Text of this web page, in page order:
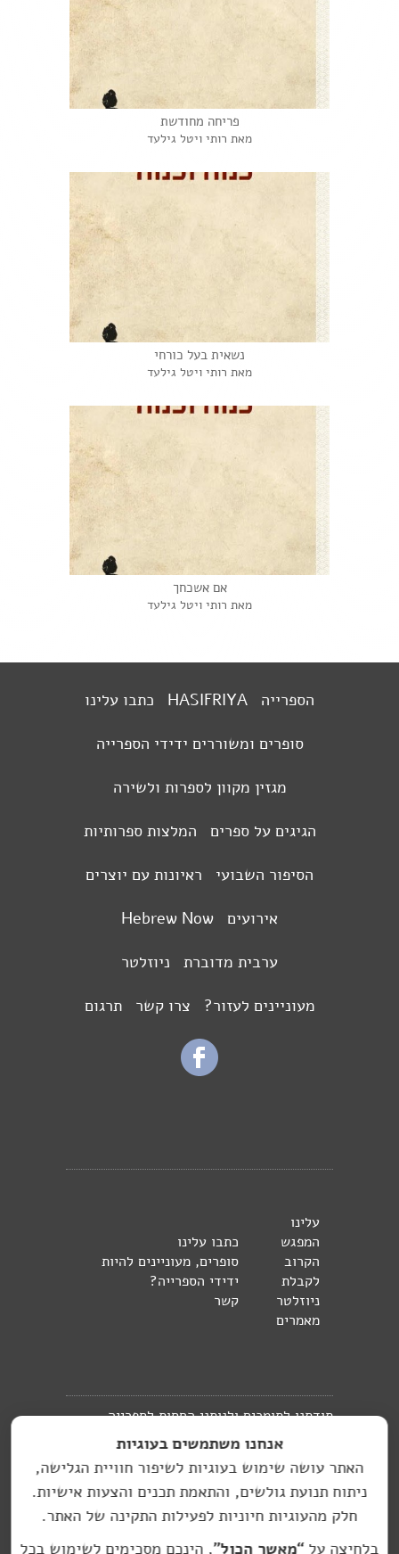
פריחה מחודשת
מאת רותי ויטל גילעד
נשאית בעל כורחי
מאת רותי ויטל גילעד
אם אשכחך
מאת רותי ויטל גילעד
הספרייה HASIFRIYA כתבו עלינו
סופרים ומשוררים ידידי הספרייה
מגזין מקוון לספרות ולשירה
הגיגים על ספרים המלצות ספרותיות
הסיפור השבועי ראיונות עם יוצרים
אירועים Hebrew Now
ערבית מדוברת ניוזלטר
מעוניינים לעזור? צרו קשר תרגום
עלינו
המפגש
הקרוב
לקבלת
ניוזלטר
מאמרים
כתבו עלינו
סופרים, מעוניינים להיות
ידידי הספרייה?
קשר
תודתנו לתומכים ולנותני החסות לספרייה
העברית בברלין:
האתר בניהול מיכל
זמיר
hasifriya.berlin@gmail.com
עיצוב גרפי: סטודיו יעל רוזן, עיצוב גרפי
אנחנו משתמשים בעוגיות
האתר עושה שימוש בעוגיות לשיפור חוויית הגלישה,
ניתוח תנועת גולשים, והתאמת תכנים והצעות אישיות.
חלק מהעוגיות חיוניות לפעילות התקינה של האתר.
בלחיצה על“מאשר הכול”, הינכם מסכימים לשימוש בכל